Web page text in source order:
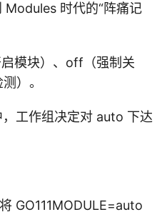
Modules 时代的“阵痛记
模块）、off（强制关
）。
工作组决定对 auto 下达
GO111MODULE=auto